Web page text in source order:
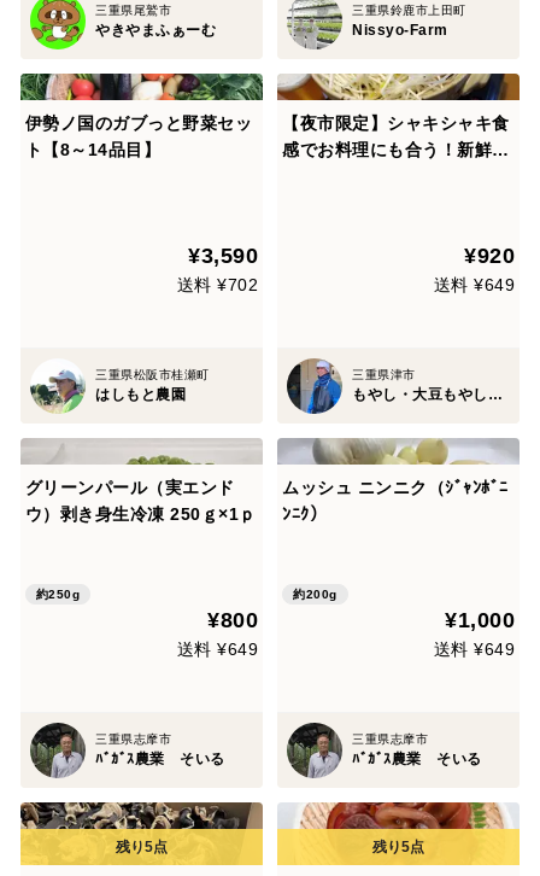
三重県尾鷲市
やきやまふぁーむ
三重県鈴鹿市上田町
Nissyo-Farm
伊勢ノ国のガブっと野菜セッ
ト【8～14品目】
¥3,590
送料 ¥702
三重県松阪市桂瀬町
はしもと農園
【夜市限定】シャキシャキ食
感でお料理にも合う！新鮮な
¥920
送料 ¥649
三重県津市
もやし・大豆もやし製造卸 小銭商店
グリーンパール（実エンド
ウ）剥き身生冷凍 250ｇ×1ｐ
約250g
¥800
送料 ¥649
三重県志摩市
ﾊﾞｶﾞｽ農業 そいる
ムッシュ ニンニク（ｼﾞｬﾝﾎﾞﾆ
ﾝﾆｸ）
約200g
¥1,000
送料 ¥649
三重県志摩市
ﾊﾞｶﾞｽ農業 そいる